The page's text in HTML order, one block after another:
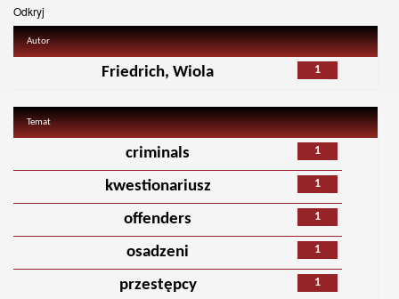
Odkryj
Autor
1
Friedrich, Wiola
Temat
1
criminals
1
kwestionariusz
1
offenders
1
osadzeni
1
przestępcy